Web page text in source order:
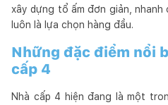
xây dựng tổ ấm đơn giản,
luôn là lựa chọn hàng đầu.
Những đặc điểm nổi
cấp 4
Nhà cấp 4 hiện đang là một